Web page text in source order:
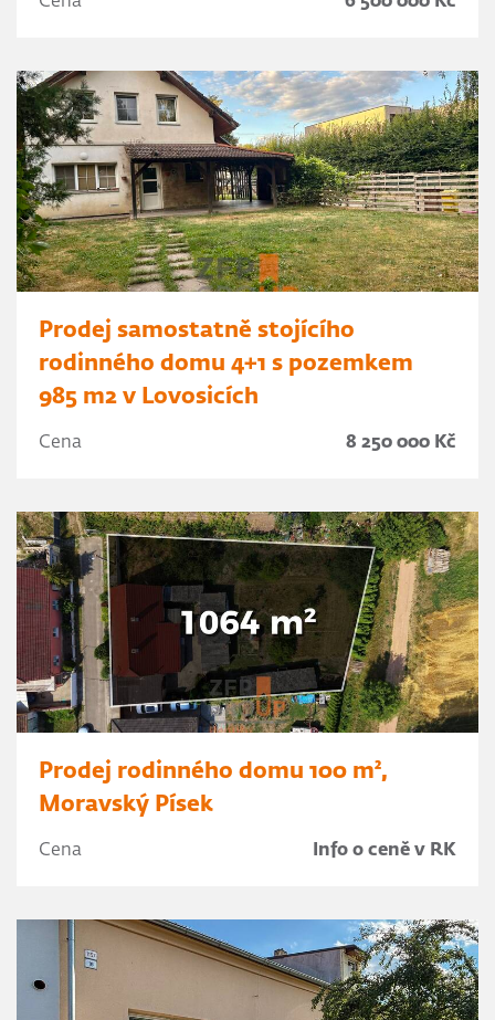
Prodej samostatně stojícího
rodinného domu 4+1 s pozemkem
985 m2 v Lovosicích
Cena 8 250 000 Kč
Prodej rodinného domu 100 m²,
Moravský Písek
Cena Info o ceně v RK